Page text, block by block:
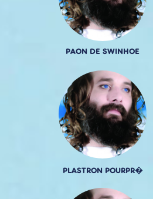
PAON DE SWINHOE
PLASTRON POURPR�